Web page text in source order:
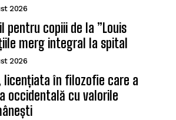
2026
pentru copiii de la ”Louis
merg integral la spital
2026
licențiata în filozofie care a
occidentală cu valorile